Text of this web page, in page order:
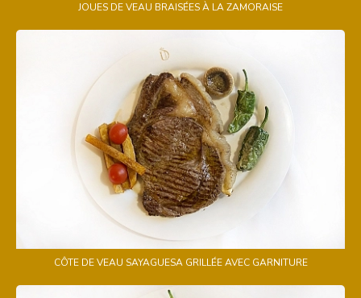
JOUES DE VEAU BRAISÉES À LA ZAMORAISE
CÔTE DE VEAU SAYAGUESA GRILLÉE AVEC GARNITURE